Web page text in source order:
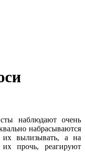
наблюдают очень
набрасываются
вылизывать, а на
их прочь, реагируют